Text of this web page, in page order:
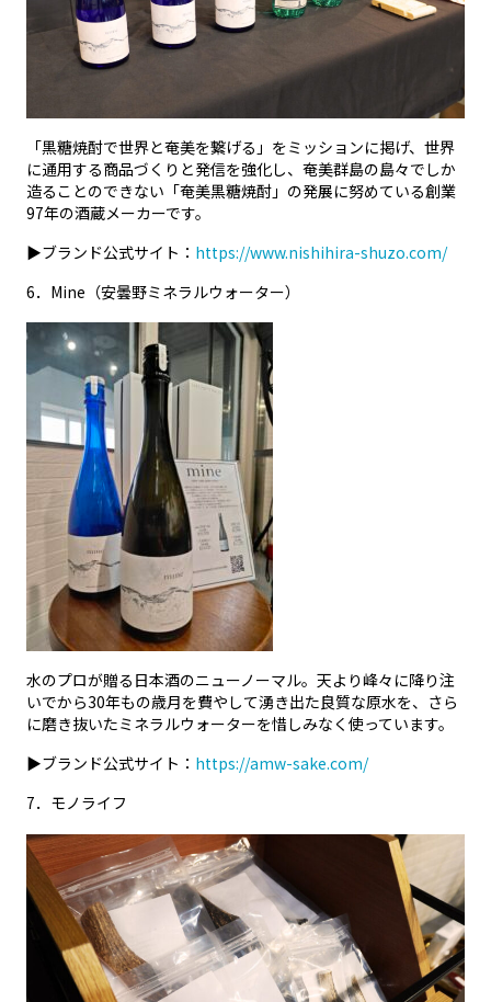
「黒糖焼酎で世界と奄美を繋げる」をミッションに掲げ、世界
に通用する商品づくりと発信を強化し、奄美群島の島々でしか
造ることのできない「奄美黒糖焼酎」の発展に努めている創業
97年の酒蔵メーカーです。
▶ブランド公式サイト： https://www.nishihira-shuzo.com/
6． Mine （安曇野ミネラルウォーター）
水のプロが贈る日本酒のニューノーマル。天より峰々に降り注
いでから30年もの歳月を費やして湧き出た良質な原水を、さら
に磨き抜いたミネラルウォーターを惜しみなく使っています。
▶ブランド公式サイト： https://amw-sake.com/
7．モノライフ